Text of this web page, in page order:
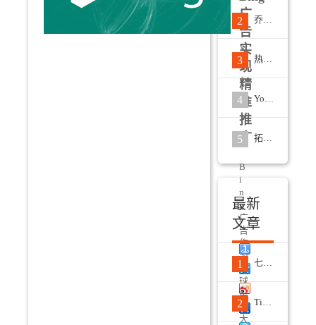
广
告
实
现
精
准
推
广
B
i
n
g
广
告
作
为
全
球
第
二
大
2 乔迁新址，砥砺前行！欧陆国际筑梦新征程
3 热烈祝贺欧陆国际总部通过国家高新技术企业认定
4 Youtube推广必知的5大平台功能
5 拓展市场的有效途径——海外推广
最新
文章
1 七个非常实用的数据来分析竞争对手的Facebook推广策略
2 TikTok推广的四种类型视频，每一款都是营销大杀器